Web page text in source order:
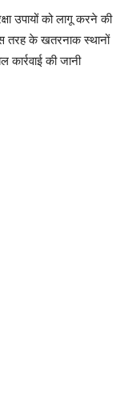
उपायों को लागू करने की
तरह के खतरनाक स्थानों
की जानी